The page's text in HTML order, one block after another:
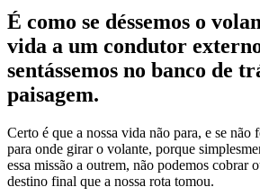
É como se déssemos o
vida a um condutor
sentássemos no banco de
paisagem.
Certo é que a nossa vida não para, e se não
para onde girar o volante, porque
essa missão a outrem, não podemos cobrar
destino final que a nossa rota tomou.